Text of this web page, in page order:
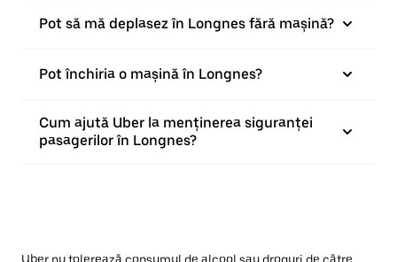
Pot să mă deplasez în Longnes fără mașină?
Pot închiria o mașină în Longnes?
Cum ajută Uber la menținerea siguranței
pasagerilor în Longnes?